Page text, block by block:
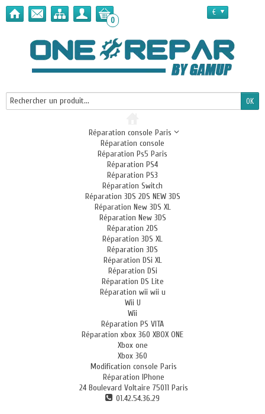
0
€
Réparation console Paris
Réparation console
Réparation Ps5 Paris
Réparation PS4
Réparation PS3
Réparation Switch
Réparation 3DS 2DS NEW 3DS
Réparation New 3DS XL
Réparation New 3DS
Réparation 2DS
Réparation 3DS XL
Réparation 3DS
Réparation DSi XL
Réparation DSi
Réparation DS Lite
Réparation wii wii u
Wii U
Wii
Réparation PS VITA
Réparation xbox 360 XBOX ONE
Xbox one
Xbox 360
Modification console Paris
Réparation IPhone
24 Boulevard Voltaire 75011 Paris
01.42.54.36.29